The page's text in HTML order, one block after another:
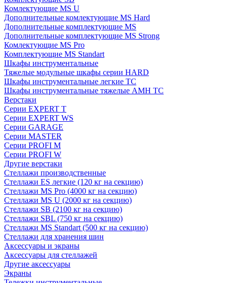
Комлектующие MS U
Дополнительные комлектующие MS Hard
Дополнительные комплектующие MS
Дополнительные комплектующие MS Strong
Комлектующие MS Pro
Комплектующие MS Standart
Шкафы инструментальные
Тяжелые модульные шкафы серии HARD
Шкафы инструментальные легкие ТС
Шкафы инструментальные тяжелые AMH TC
Верстаки
Серии EXPERT T
Серии EXPERT WS
Серии GARAGE
Серии MASTER
Серии PROFI M
Серии PROFI W
Другие верстаки
Стеллажи производственные
Стеллажи ES легкие (120 кг на секцию)
Стеллажи MS Pro (4000 кг на секцию)
Стеллажи MS U (2000 кг на секцию)
Стеллажи SB (2100 кг на секцию)
Стеллажи SBL (750 кг на секцию)
Стеллажи MS Standart (500 кг на секцию)
Стеллажи для хранения шин
Аксессуары и экраны
Аксессуары для стеллажей
Другие аксессуары
Экраны